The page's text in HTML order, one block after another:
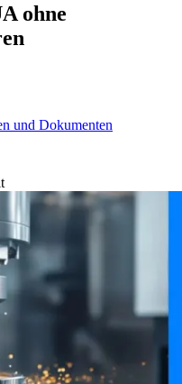
ohne
und Dokumenten